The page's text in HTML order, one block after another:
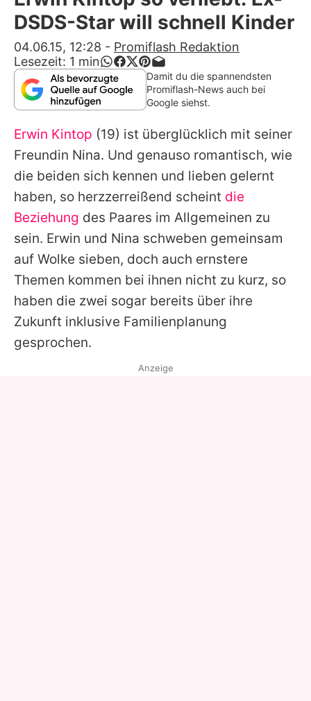
Alle Themen auf Promiflash
App runterladen
Team
Redaktionelle Richtlinien
Impressum
Nutzungsbedingungen
Utiq verwalten
DSDS-Star will schnell Kinder
04.06.15, 12:28 - Promiflash Redaktion
Lesezeit: 1 min
Damit du die spannendsten
Promiflash-News auch bei
Google siehst.
Erwin Kintop (19) ist überglücklich mit seiner
Freundin Nina. Und genauso romantisch, wie
die beiden sich kennen und lieben gelernt
haben, so herzzerreißend scheint die
Beziehung des Paares im Allgemeinen zu
sein. Erwin und Nina schweben gemeinsam
auf Wolke sieben, doch auch ernstere
Themen kommen bei ihnen nicht zu kurz, so
haben die zwei sogar bereits über ihre
Zukunft inklusive Familienplanung
gesprochen.
Anzeige